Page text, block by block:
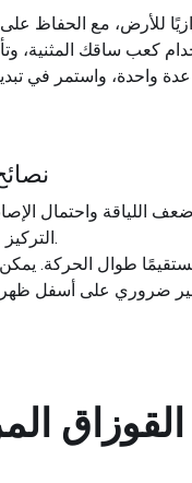
اللياقة واحتمال
التركيز على مجموعات العضلات التي يتم تمرينها.
طوال الحركة. يمكن
القوزاق